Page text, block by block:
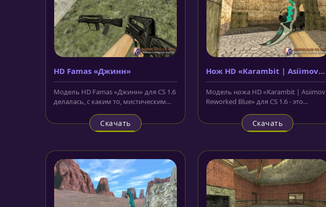
HD Famas «Джинн»
Модель HD Famas «Джинн» для CS 1.6
делалась, с каким то, мистическим
Скачать
Нож HD «Karambit | Asiimov
Reworked Blue»
Модель ножа HD «Karambit | Asiimov
Reworked Blue» для CS 1.6 - это
Скачать